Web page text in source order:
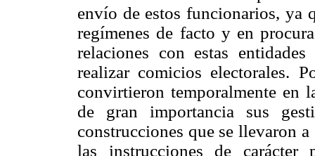
envío de estos funcionarios, ya
regímenes de facto y en
relaciones con estas
realizar comicios electorales.
convirtieron temporalmente en
de gran importancia sus
construcciones que se llevaron
las instrucciones de